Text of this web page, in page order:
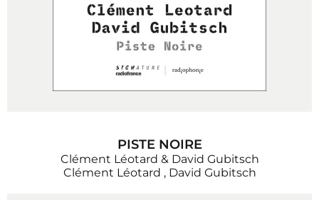
PISTE NOIRE
Clément Léotard & David Gubitsch
Clément Léotard , David Gubitsch